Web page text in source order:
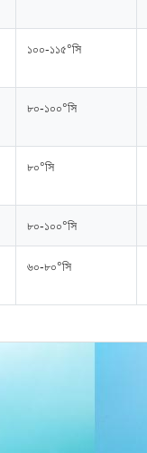
১০০-১১৫°সি
৮০-১০০°সি
৮০°সি
৮০-১০০°সি
৬০-৮০°সি